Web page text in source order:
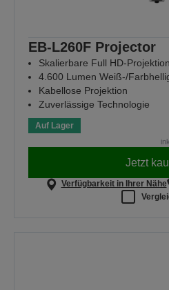
EB-L260F Projector
Skalierbare Full HD-Projektion
4.600 Lumen Weiß-/
Kabellose Projektion
Zuverlässige Technologie
Auf Lager
Jetzt
Verfügbarkeit in Ihrer Nähe